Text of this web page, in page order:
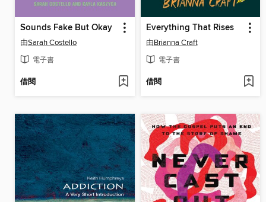
Sounds Fake But Okay
由Sarah Costello
電子書
借閱
Everything That Rises
由Brianna Craft
電子書
借閱